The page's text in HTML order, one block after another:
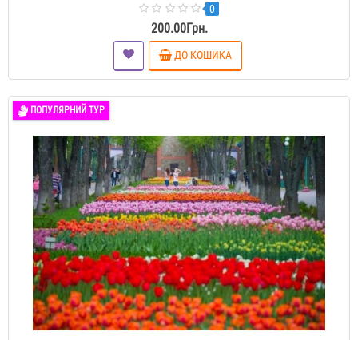
0
200.00Грн.
ДО КОШИКА
ПОПУЛЯРНИЙ ТУР